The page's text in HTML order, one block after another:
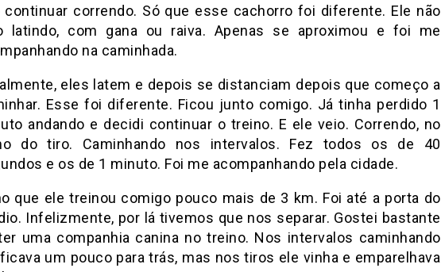
continuar correndo. Só que esse cachorro foi diferente. Ele não
latindo, com gana ou raiva. Apenas se aproximou e foi me
na caminhada.
eles latem e depois se distanciam depois que começo a
Esse foi diferente. Ficou junto comigo. Já tinha perdido 1
andando e decidi continuar o treino. E ele veio. Correndo, no
do tiro. Caminhando nos intervalos. Fez todos os de 40
e os de 1 minuto. Foi me acompanhando pela cidade.
que ele treinou comigo pouco mais de 3 km. Foi até a porta do
Infelizmente, por lá tivemos que nos separar. Gostei bastante
uma companhia canina no treino. Nos intervalos caminhando
um pouco para trás, mas nos tiros ele vinha e emparelhava